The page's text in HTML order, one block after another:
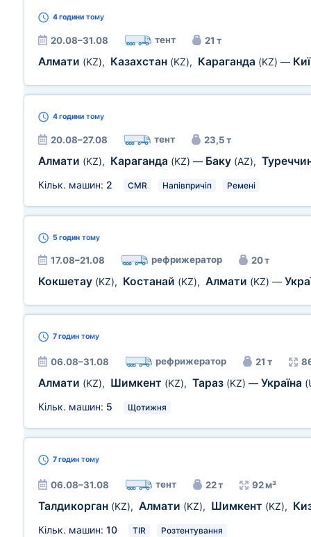
4 години тому
20.08–31.08 тент 21 т
Алмати (KZ), Казахстан (KZ), Караганда (KZ) —
4 години тому
20.08–27.08 тент 23,5 т
Алмати (KZ), Караганда (KZ) — Баку (AZ),
Кільк. машин: 2 CMR Напівпричіп Ремені
5 годин тому
17.08–21.08 рефрижератор 20 т
Кокшетау (KZ), Костанай (KZ), Алмати (KZ) —
7 годин тому
06.08–31.08 рефрижератор 21 т
Алмати (KZ), Шимкент (KZ), Тараз (KZ) — Україна
Кільк. машин: 5 Щотижня
7 годин тому
06.08–31.08 тент 22 т 92 м³
Талдикорган (KZ), Алмати (KZ), Шимкент (KZ),
Кільк. машин: 10 TIR Розтентування